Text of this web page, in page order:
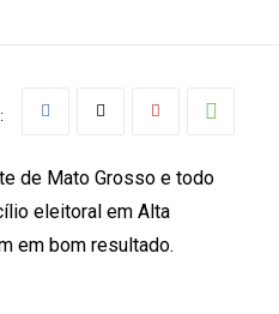
de Mato Grosso e todo
eleitoral em Alta
em bom resultado.